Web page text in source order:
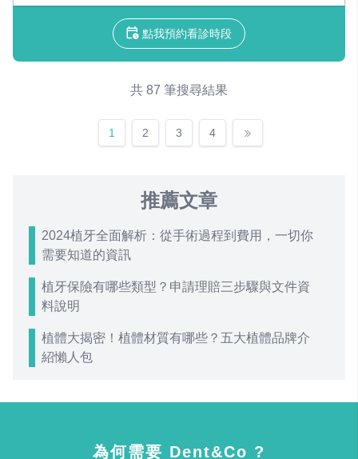
點我預約看診時段
共 87 筆搜尋結果
1 2 3 4
推薦文章
2024植牙全面解析：從手術過程到費用，一切你
需要知道的資訊
植牙保險有哪些類型？申請理賠三步驟與文件資
料說明
植體大揭密！植體材質有哪些？五大植體品牌介
紹懶人包
為何需要 Dent&Co ?